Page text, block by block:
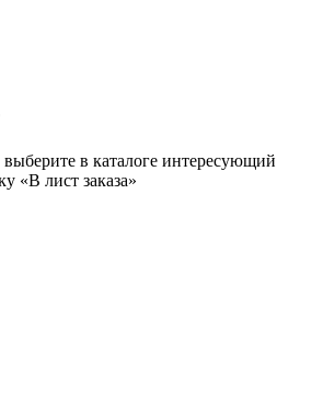
в каталоге интересующий
«В лист заказа»